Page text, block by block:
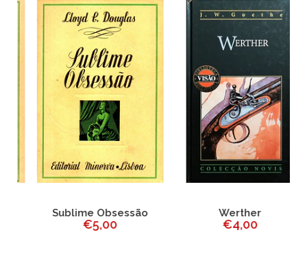
Sublime Obsessão
€5,00
Werther
€4,00